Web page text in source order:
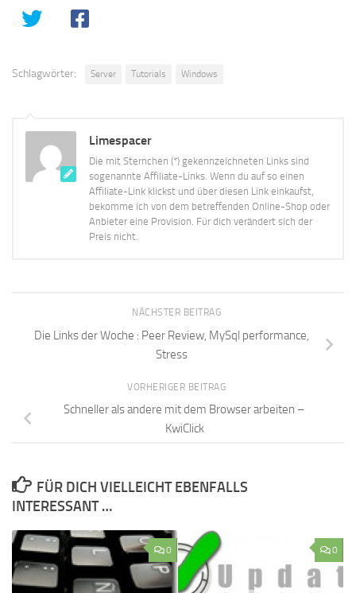
Schlagwörter: Server Tutorials Windows
Limespacer
Die mit Sternchen (*) gekennzeichneten Links sind
sogenannte Affiliate-Links. Wenn du auf so einen
Affiliate-Link klickst und über diesen Link einkaufst,
bekomme ich von dem betreffenden Online-Shop oder
Anbieter eine Provision. Für dich verändert sich der
Preis nicht.
NÄCHSTER BEITRAG
Die Links der Woche : Peer Review, MySql performance,
Stress
VORHERIGER BEITRAG
Schneller als andere mit dem Browser arbeiten –
KwiClick
FÜR DICH VIELLEICHT EBENFALLS
INTERESSANT …
0 0